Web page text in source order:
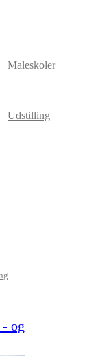
Maleskoler
Udstilling
og